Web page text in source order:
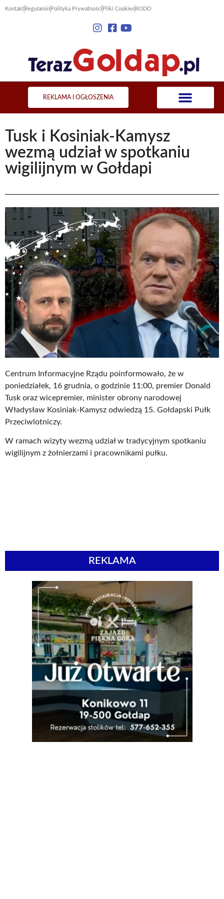
Kontakt Regulamin Polityka Prywatności Pliki Cookies RODO
REKLAMA I OGŁOSZENIA
Tusk i Kosiniak-Kamysz
wezmą udział w spotkaniu
wigilijnym w Gołdapi
Centrum Informacyjne Rządu poinformowało, że w
poniedziałek, 16 grudnia, o godzinie 11:00, premier Donald
Tusk oraz wicepremier, minister obrony narodowej
Władysław Kosiniak-Kamysz odwiedzą 15. Gołdapski Pułk
Przeciwlotniczy.
W ramach wizyty wezmą udział w tradycyjnym spotkaniu
wigilijnym z żołnierzami i pracownikami pułku.
REKLAMA